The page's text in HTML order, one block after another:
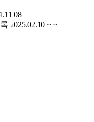
2025.02.10 ~ ~